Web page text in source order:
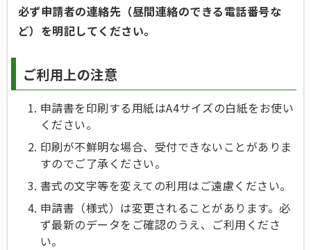
必ず申請者の連絡先（昼間連絡のできる電話番号な
ど）を明記してください。
ご利用上の注意
申請書を印刷する用紙はA4サイズの白紙をお使い
ください。
印刷が不鮮明な場合、受付できないことがありま
すのでご了承ください。
書式の文字等を変えての利用はご遠慮ください。
申請書（様式）は変更されることがあります。必
ず最新のデータをご確認のうえ、ご利用くださ
い。